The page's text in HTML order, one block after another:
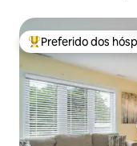
Entre os melhores
Preferido dos